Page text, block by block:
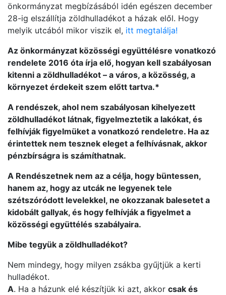
önkormányzat megbízásából idén egészen december
28-ig elszállítja zöldhulladékot a házak elől. Hogy
melyik utcából mikor viszik el, itt megtalálja!
Az önkormányzat közösségi együttélésre vonatkozó
rendelete 2016 óta írja elő, hogyan kell szabályosan
kitenni a zöldhulladékot – a város, a közösség, a
környezet érdekeit szem előtt tartva.*
A rendészek, ahol nem szabályosan kihelyezett
zöldhulladékot látnak, figyelmeztetik a lakókat, és
felhívják figyelmüket a vonatkozó rendeletre. Ha az
érintettek nem tesznek eleget a felhívásnak, akkor
pénzbírságra is számíthatnak.
A Rendészetnek nem az a célja, hogy büntessen,
hanem az, hogy az utcák ne legyenek tele
szétszóródott levelekkel, ne okozzanak balesetet a
kidobált gallyak, és hogy felhívják a figyelmet a
közösségi együttélés szabályaira.
Mibe tegyük a zöldhulladékot?
Nem mindegy, hogy milyen zsákba gyűjtjük a kerti
hulladékot.
A. Ha a házunk elé készítjük ki azt, akkor csak és